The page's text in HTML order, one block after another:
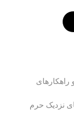
راهکارهای
نزدیک حرم